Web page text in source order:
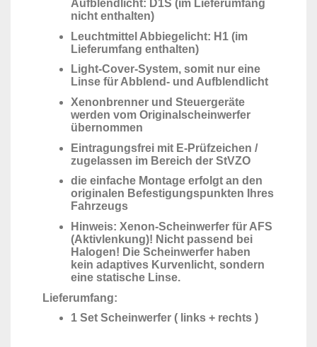
Aufblendlicht: D1S (im Lieferumfang
nicht enthalten)
Leuchtmittel Abbiegelicht: H1 (im
Lieferumfang enthalten)
Light-Cover-System, somit nur eine
Linse für Abblend- und Aufblendlicht
Xenonbrenner und Steuergeräte
werden vom Originalscheinwerfer
übernommen
Eintragungsfrei mit E-Prüfzeichen /
zugelassen im Bereich der StVZO
die einfache Montage erfolgt an den
originalen Befestigungspunkten Ihres
Fahrzeugs
Hinweis: Xenon-Scheinwerfer für AFS
(Aktivlenkung)! Nicht passend bei
Halogen! Die Scheinwerfer haben
kein adaptives Kurvenlicht, sondern
eine statische Linse.
Lieferumfang:
1 Set Scheinwerfer ( links + rechts )